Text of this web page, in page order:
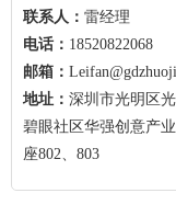
联系人： 雷经理
电话： 18520822068
邮箱：
地址： 深圳市光明区
碧眼社区华强创意产
座802、803